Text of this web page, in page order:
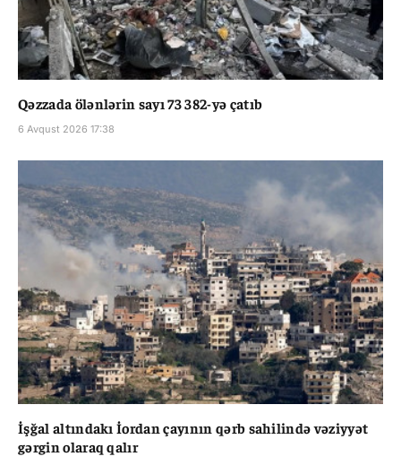
Qəzzada ölənlərin sayı 73 382-yə çatıb
6 Avqust 2026 17:38
İşğal altındakı İordan çayının qərb sahilində vəziyyət
gərgin olaraq qalır